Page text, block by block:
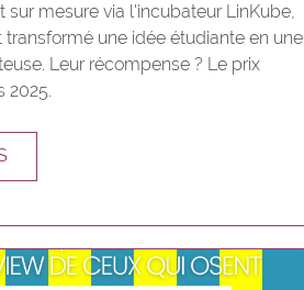
mesure via l'incubateur LinKube,
transformé une idée étudiante en une
Leur récompense ? Le prix
2025.